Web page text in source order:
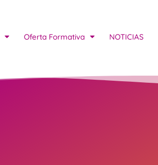
Oferta Formativa NOTICIAS